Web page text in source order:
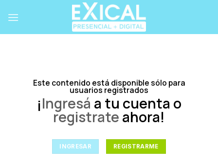
Este contenido está disponible sólo para
usuarios registrados
¡Ingresá a tu cuenta o
registrate ahora!
INGRESAR REGISTRARME